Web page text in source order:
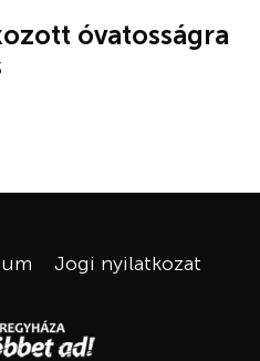
óvatosságra
Jogi nyilatkozat